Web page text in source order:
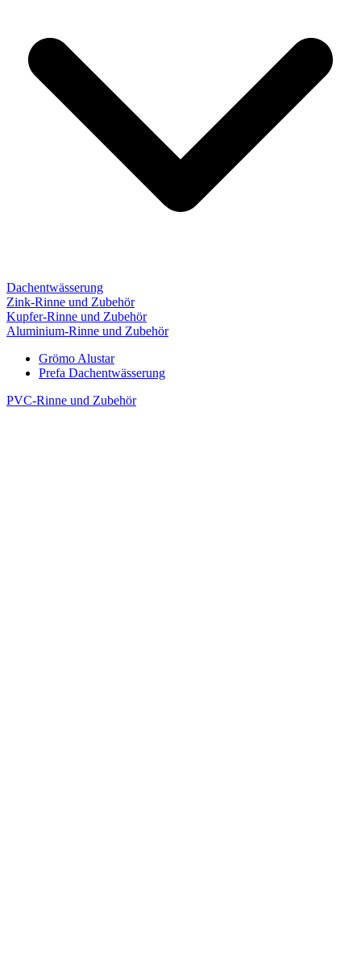
Dachentwässerung
Zink-Rinne und Zubehör
Kupfer-Rinne und Zubehör
Aluminium-Rinne und Zubehör
Grömo Alustar
Prefa Dachentwässerung
PVC-Rinne und Zubehör